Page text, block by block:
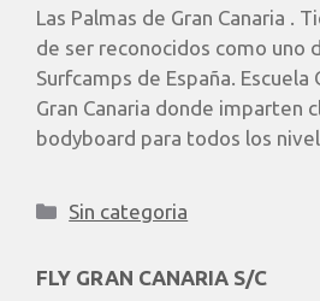
Las Palmas de Gran Canaria .
de ser reconocidos como uno
Surfcamps de España.
Gran Canaria donde imparten
bodyboard para todos los
Sin categoria
FLY GRAN CANARIA S/C